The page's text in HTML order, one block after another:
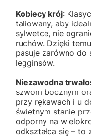
Kobiecy krój:
taliowany, aby
sylwetce, nie
ruchów. Dzięki
pasuje zarówno do
legginsów.
Niezawodna
szwom bocznym
przy rękawach i u
świetnym stanie
odporny na
odkształca się – to